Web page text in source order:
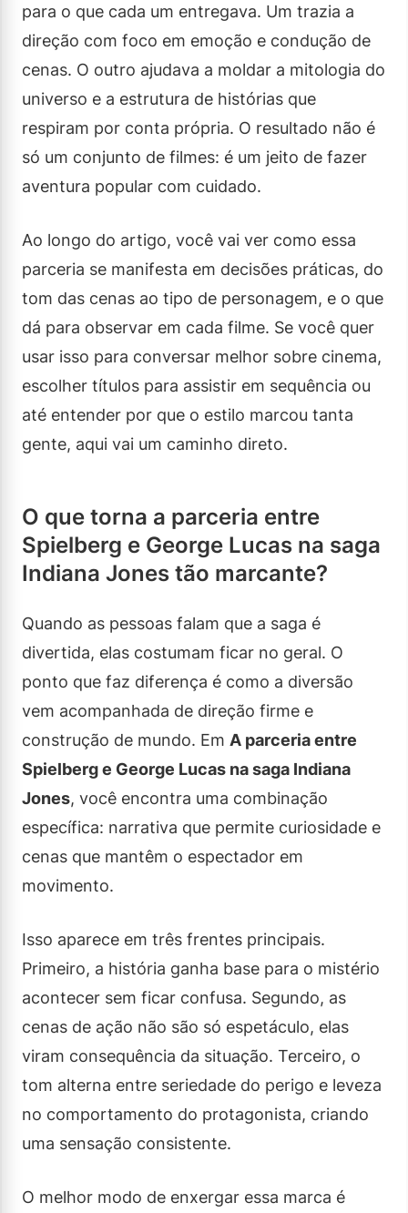
para o que cada um entregava. Um trazia a
direção com foco em emoção e condução de
cenas. O outro ajudava a moldar a mitologia do
universo e a estrutura de histórias que
respiram por conta própria. O resultado não é
só um conjunto de filmes: é um jeito de fazer
aventura popular com cuidado.
Ao longo do artigo, você vai ver como essa
parceria se manifesta em decisões práticas, do
tom das cenas ao tipo de personagem, e o que
dá para observar em cada filme. Se você quer
usar isso para conversar melhor sobre cinema,
escolher títulos para assistir em sequência ou
até entender por que o estilo marcou tanta
gente, aqui vai um caminho direto.
O que torna a parceria entre
Spielberg e George Lucas na saga
Indiana Jones tão marcante?
Quando as pessoas falam que a saga é
divertida, elas costumam ficar no geral. O
ponto que faz diferença é como a diversão
vem acompanhada de direção firme e
construção de mundo. Em A parceria entre
Spielberg e George Lucas na saga Indiana
Jones, você encontra uma combinação
específica: narrativa que permite curiosidade e
cenas que mantêm o espectador em
movimento.
Isso aparece em três frentes principais.
Primeiro, a história ganha base para o mistério
acontecer sem ficar confusa. Segundo, as
cenas de ação não são só espetáculo, elas
viram consequência da situação. Terceiro, o
tom alterna entre seriedade do perigo e leveza
no comportamento do protagonista, criando
uma sensação consistente.
O melhor modo de enxergar essa marca é